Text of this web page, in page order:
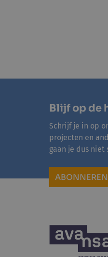
Blijf op de
Schrijf je in op
projecten en
gaan je dus niet
ABONNEREN